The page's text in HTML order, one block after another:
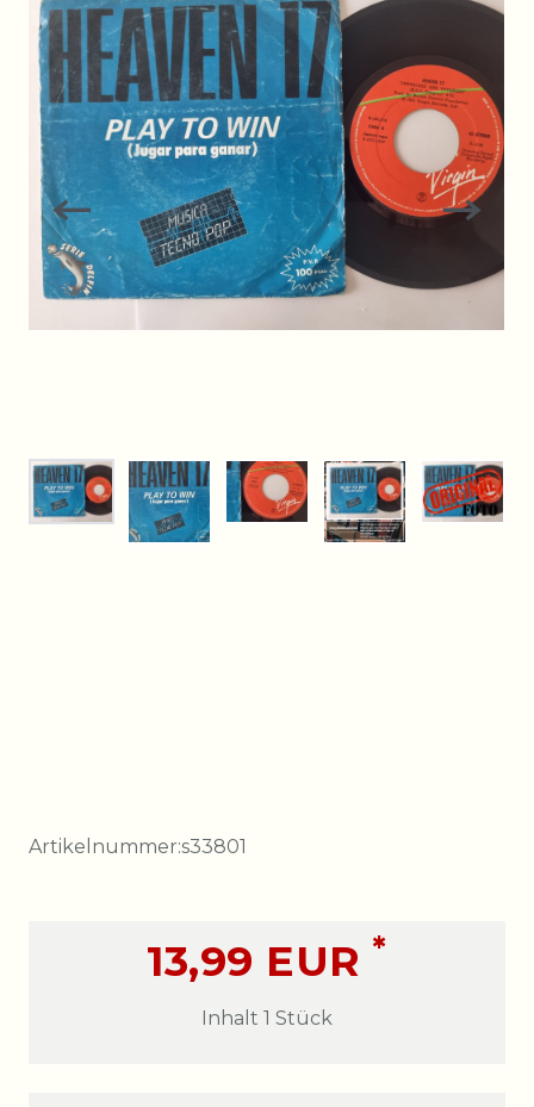
Artikelnummer:s33801
13,99 EUR*
Inhalt 1 Stück